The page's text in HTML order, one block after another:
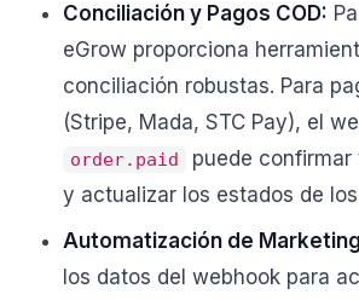
Conciliación y Pagos COD:
eGrow proporciona
conciliación robustas. Para
(Stripe, Mada, STC Pay), el
order.paid
puede
y actualizar los estados de
Automatización de
los datos del webhook para